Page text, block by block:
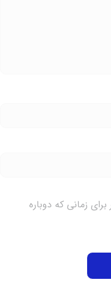
زمانی که دوباره